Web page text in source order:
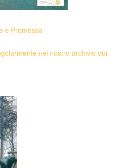
e Premessa
nel nostro archivio qui